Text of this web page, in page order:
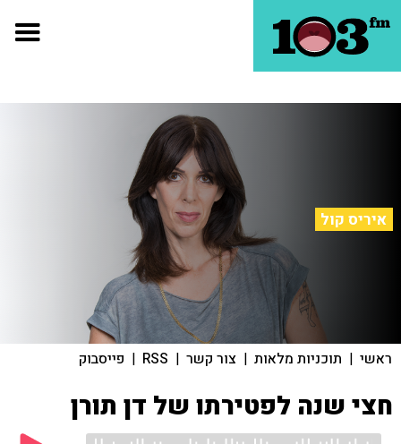
איריס קול
ראשי | תוכניות מלאות | צור קשר |
RSS
| פייסבוק
חצי שנה לפטירתו של דן תורן